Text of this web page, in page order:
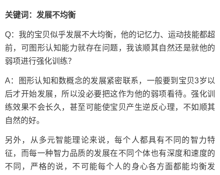
关键词：发展不均衡
Q：我的宝贝似乎发展不大均衡，他的记忆力、运动技能都超
前，可图形认知能力就存在问题，我该顺其自然还是就他的
弱项进行强化训练？
A：图形认知和数概念的发展紧密联系，一般要到宝贝3岁以
后才开始发展，所以没必要把这作为他的弱项看待。强化训
练效果不会长久，甚至可能使宝贝产生逆反心理，不如顺其
自然的好。
另外，从多元智能理论来说，每个人都具有不同的智力特
征，而每一种智力品质的发展在不同个体也有深度和速度的
不同，严格的说，不可能每个人的身心各方面都能均衡发